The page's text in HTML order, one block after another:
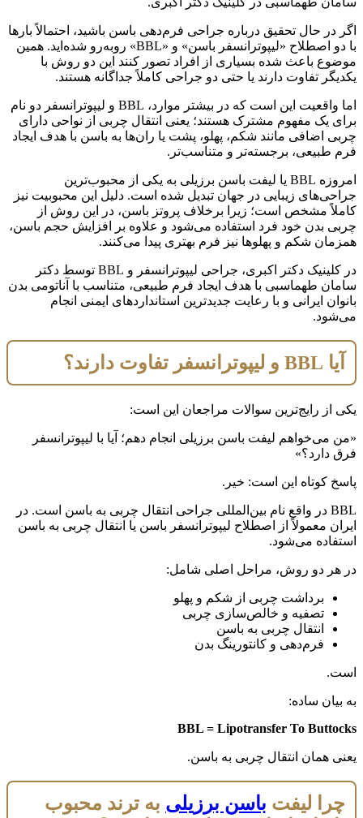
اگر در حال تحقیق درباره جراحی فرم‌دهی باسن باشید، احتمالاً بارها
با دو اصطلاح «لیپوترانسفر باسن» و «BBL» روبه‌رو شده‌اید. همین
موضوع باعث شده بسیاری از افراد تصور کنند این دو روش با
یکدیگر تفاوت دارند یا حتی دو جراحی کاملاً جداگانه هستند.
اما واقعیت این است که در بیشتر موارد، BBL و لیپوترانسفر دو نام
برای یک مفهوم مشترک هستند؛ یعنی انتقال چربی از نواحی دارای
چربی اضافی مانند شکم، پهلو، پشت یا ران‌ها به باسن با هدف ایجاد
فرم طبیعی، برجسته‌تر و متناسب‌تر.
امروزه BBL یا لیفت باسن برزیلی به یکی از محبوب‌ترین
جراحی‌های زیبایی در جهان تبدیل شده است. دلیل این محبوبیت نیز
کاملاً مشخص است؛ زیرا برخلاف پروتز باسن، در این روش از
چربی بدن خود فرد استفاده می‌شود و علاوه بر افزایش حجم باسن،
همزمان شکم و پهلوها نیز فرم بهتری پیدا می‌کنند.
در کلینیک دکتر اکبری، جراحی لیپوترانسفر و BBL توسط دکتر
سامان طهماسبی با هدف ایجاد فرم طبیعی، متناسب با آناتومی بدن
بانوان ایرانی و با رعایت جدیدترین استانداردهای ایمنی انجام
می‌شود.
آیا BBL و لیپوترانسفر تفاوت دارند؟
یکی از رایج‌ترین سوالات مراجعان این است:
«من می‌خواهم لیفت باسن برزیلی انجام دهم؛ آیا با لیپوترانسفر
فرق دارد؟»
پاسخ کوتاه این است: خیر.
BBL در واقع نام بین‌المللی جراحی انتقال چربی به باسن است. در
ایران معمولاً از اصطلاح لیپوترانسفر باسن یا انتقال چربی به باسن
استفاده می‌شود.
در هر دو روش، مراحل اصلی شامل:
برداشت چربی از شکم و پهلو
تصفیه و خالص‌سازی چربی
انتقال چربی به باسن
فرم‌دهی و کانتورینگ بدن
است.
به بیان ساده:
BBL = Lipotransfer To Buttocks
یعنی همان انتقال چربی به باسن.
چرا لیفت باسن برزیلی به ترند محبوب